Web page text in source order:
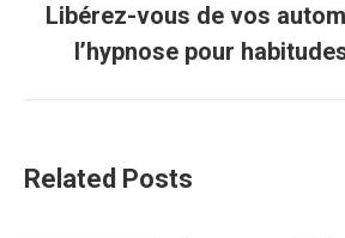
Article
suivant
:
Libérez-vous de vos
l’hypnose pour
Related Posts